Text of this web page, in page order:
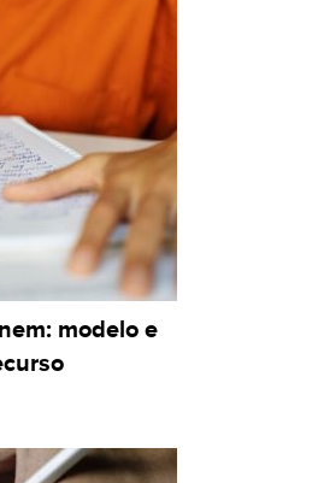
modelo e